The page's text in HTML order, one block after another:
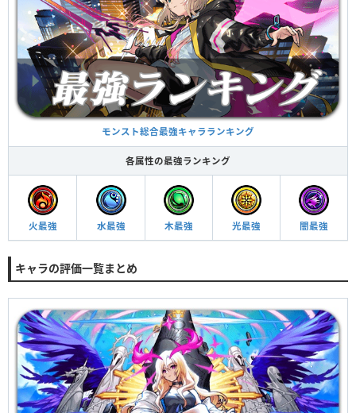
モンスト総合最強キャラランキング
各属性の最強ランキング
火最強 水最強 木最強 光最強 闇最強
キャラの評価一覧まとめ